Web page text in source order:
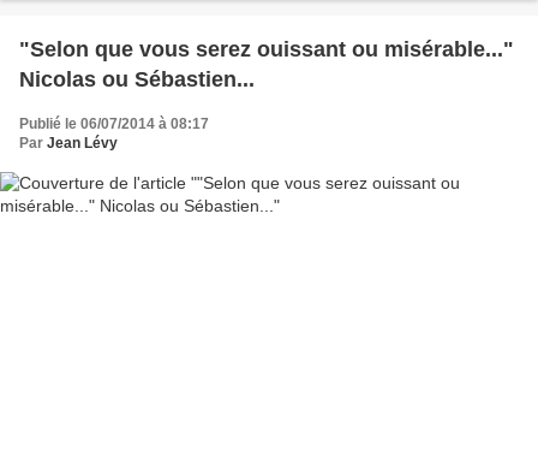
"Selon que vous serez ouissant ou misérable..."
Nicolas ou Sébastien...
Publié le 06/07/2014 à 08:17
Par Jean Lévy